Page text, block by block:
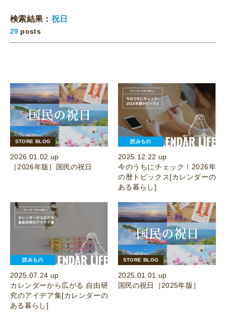
検索結果： 祝日
29 posts
STORE BLOG
2026.01.02 up
［2026年版］国民の祝日
読みもの
2025.12.22 up
今のうちにチェック！2026年
の暦トピックス[カレンダーの
ある暮らし]
読みもの
2025.07.24 up
カレンダーから広がる 自由研
究のアイデア集[カレンダーの
ある暮らし]
STORE BLOG
2025.01.01 up
国民の祝日［2025年版］